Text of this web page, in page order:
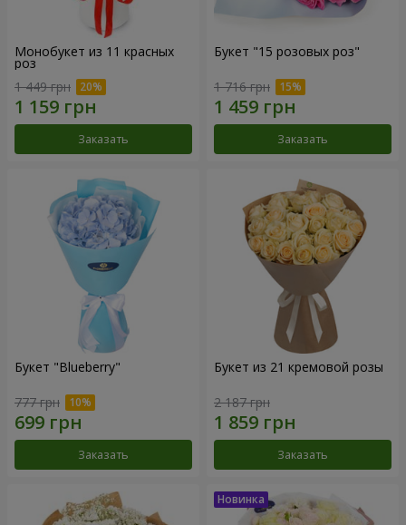
Монобукет из 11 красных
роз
1 449 грн
Заказать
Букет "15 розовых роз"
1 716 грн
Заказать
Букет "Blueberry"
777 грн
Заказать
Букет из 21 кремовой розы
2 187 грн
Заказать